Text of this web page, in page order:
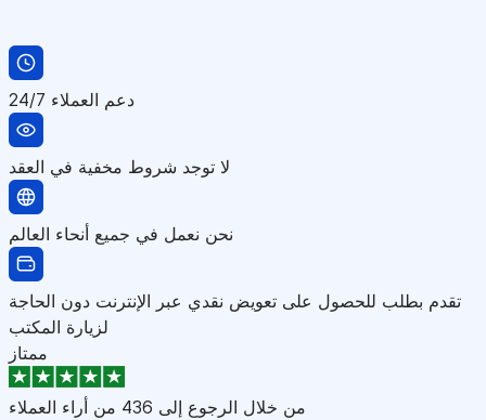
دعم العملاء 24/7
لا توجد شروط مخفية في العقد
نحن نعمل في جميع أنحاء العالم
تقدم بطلب للحصول على تعويض نقدي عبر الإنترنت دون الحاجة
لزيارة المكتب
ممتاز
من خلال الرجوع إلى 436 من أراء العملاء